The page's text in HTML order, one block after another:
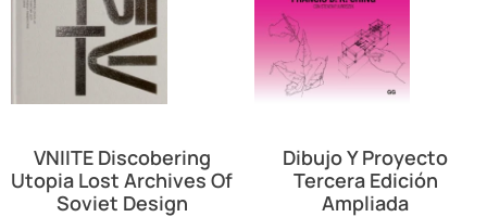
VNIITE Discobering
Utopia Lost Archives Of
Soviet Design
Dibujo Y Proyecto
Tercera Edición
Ampliada